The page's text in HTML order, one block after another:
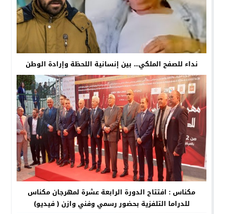
نداء للصفح الملكي… بين إنسانية اللحظة وإرادة الوطن
مكناس : افتتاح الدورة الرابعة عشرة لمهرجان مكناس
للدراما التلفزية بحضور رسمي وفني وازن ( فيديو)